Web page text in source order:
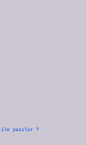
ile yazılır ?